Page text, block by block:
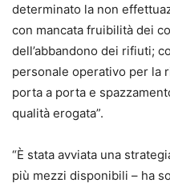
determinato la non
con mancata fruibilità dei
dell’abbandono dei rifiuti;
personale operativo per la
porta a porta e
qualità erogata”.
“È stata avviata una
più mezzi disponibili – ha